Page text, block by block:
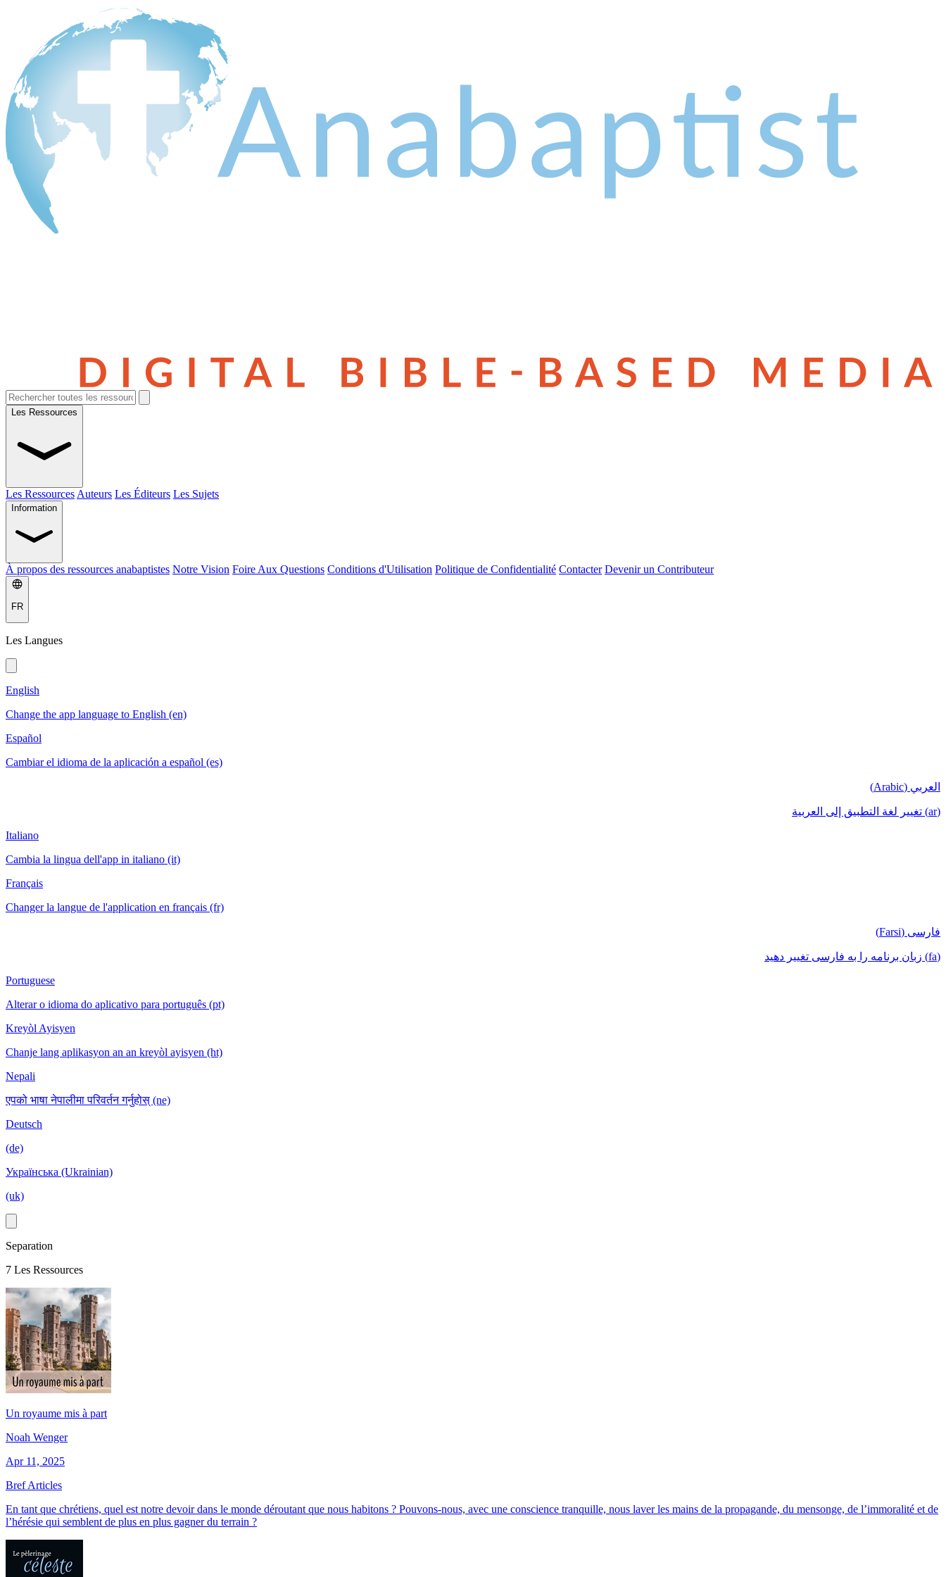
Les Ressources
Les Ressources Auteurs Les Éditeurs Les Sujets
Information
À propos des ressources anabaptistes Notre Vision Foire Aux Questions Conditions d'Utilisation Politique de Confidentialité Contacter Devenir un Contributeur
FR
Les Langues
English
Change the app language to English (en)
Español
Cambiar el idioma de la aplicación a español (es)
العربي (Arabic)
(ar) تغيير لغة التطبيق إلى العربية
Italiano
Cambia la lingua dell'app in italiano (it)
Français
Changer la langue de l'application en français (fr)
فارسی (Farsi)
(fa) زبان برنامه را به فارسی تغییر دهید
Portuguese
Alterar o idioma do aplicativo para português (pt)
Kreyòl Ayisyen
Chanje lang aplikasyon an an kreyòl ayisyen (ht)
Nepali
एपको भाषा नेपालीमा परिवर्तन गर्नुहोस् (ne)
Deutsch
(de)
Українська (Ukrainian)
(uk)
Separation
7 Les Ressources
Un royaume mis à part
Noah Wenger
Apr 11, 2025
Bref Articles
En tant que chrétiens, quel est notre devoir dans le monde déroutant que nous habitons ? Pouvons-nous, avec une conscience tranquille, nous laver les mains de la propagande, du mensonge, de l’immoralité et de
l’hérésie qui semblent de plus en plus gagner du terrain ?